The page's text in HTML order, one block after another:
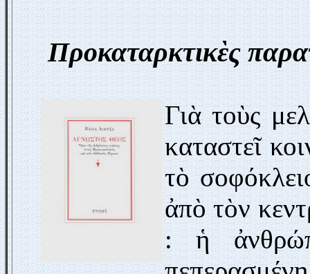
Προκαταρκτικὲς
Γιὰ τοὺς
καταστεῖ
τὸ
ἀπὸ τὸν
: ἡ